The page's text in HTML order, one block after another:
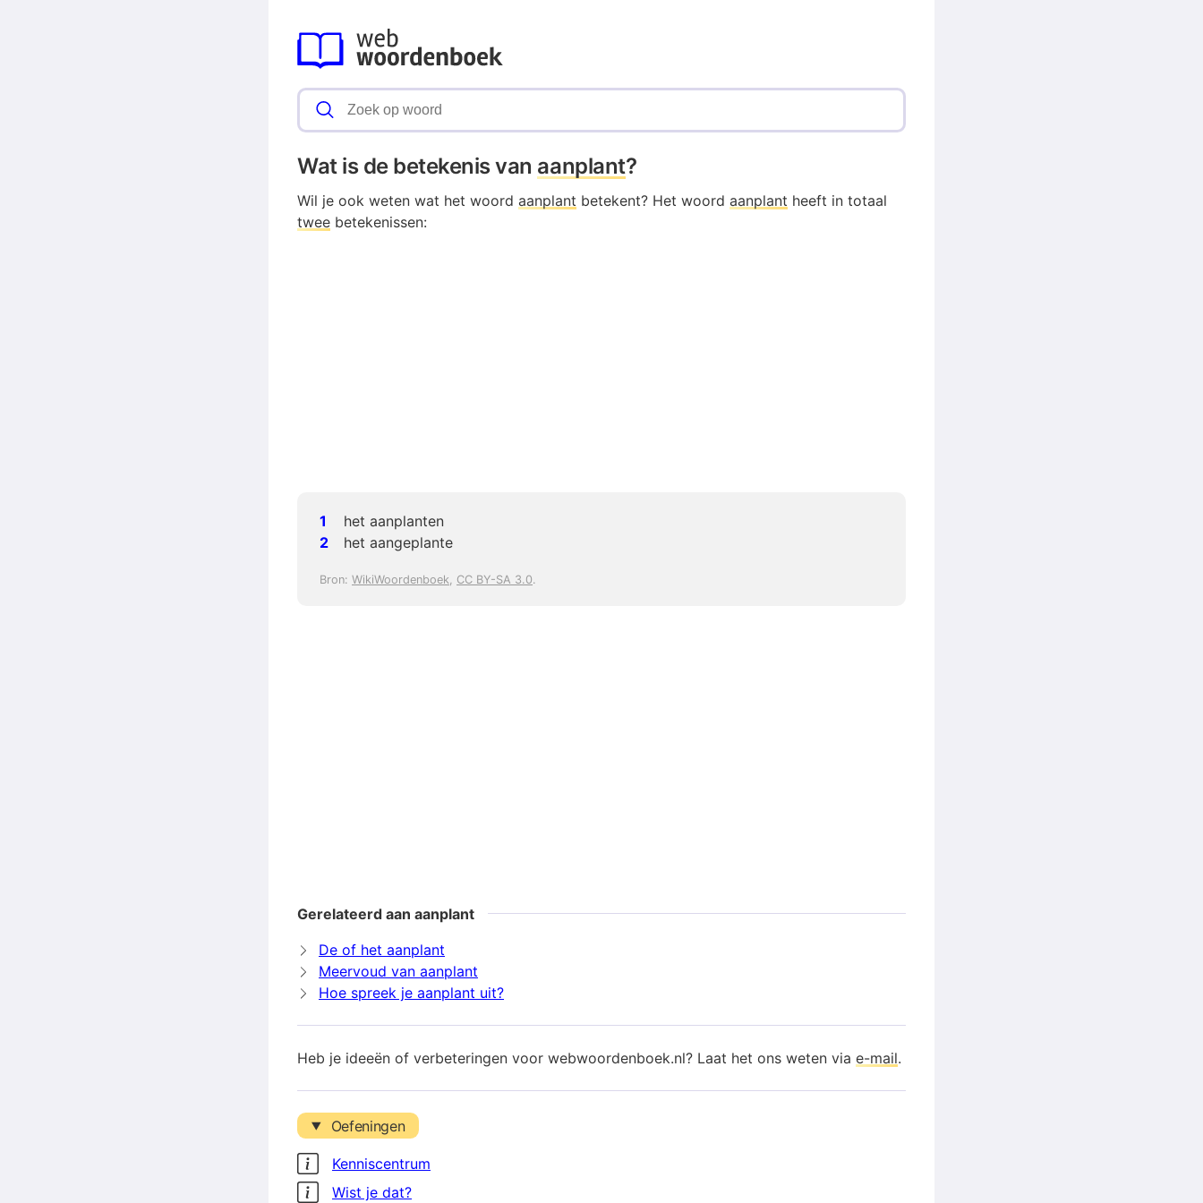
Wat is de betekenis van aanplant?
Wil je ook weten wat het woord aanplant betekent? Het woord aanplant heeft in totaal
twee betekenissen:
het aanplanten
het aangeplante
Bron: WikiWoordenboek, CC BY-SA 3.0.
Gerelateerd aan aanplant
De of het aanplant
Meervoud van aanplant
Hoe spreek je aanplant uit?
Heb je ideeën of verbeteringen voor webwoordenboek.nl? Laat het ons weten via e-mail.
Oefeningen
Kenniscentrum
Wist je dat?